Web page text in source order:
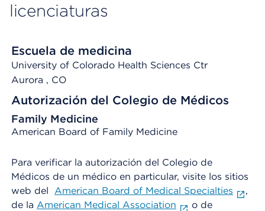
licenciaturas
Escuela de medicina
University of Colorado Health Sciences Ctr
Aurora , CO
Autorización del Colegio de Médicos
Family Medicine
American Board of Family Medicine
Para verificar la autorización del Colegio de
Médicos de un médico en particular, visite los sitios
web del American Board of Medical Specialties
,
de la American Medical Association
o de